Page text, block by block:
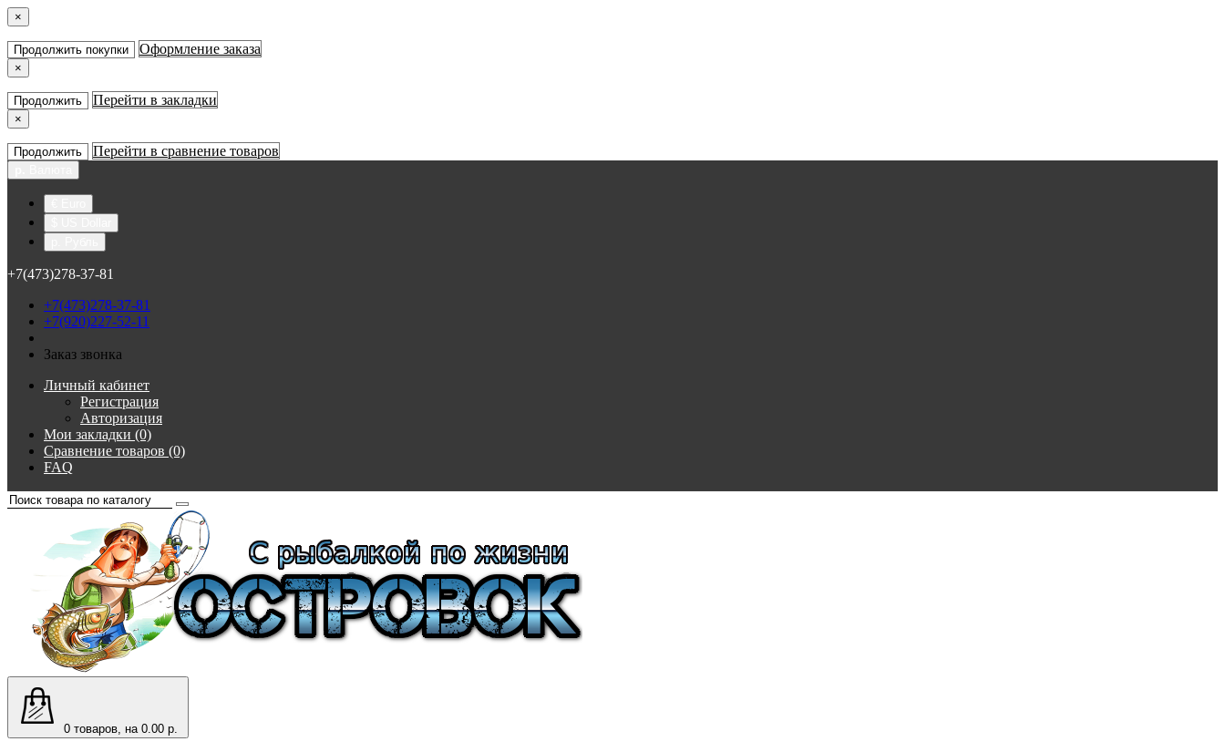
×
Продолжить покупки Оформление заказа
×
Продолжить Перейти в закладки
×
Продолжить Перейти в сравнение товаров
+7(473)278-37-81
+7(473)278-37-81
+7(920)227-52-11
Заказ звонка
Личный кабинет
Регистрация
Авторизация
Мои закладки (0)
Сравнение товаров (0)
FAQ
0 товаров, на 0.00 р.